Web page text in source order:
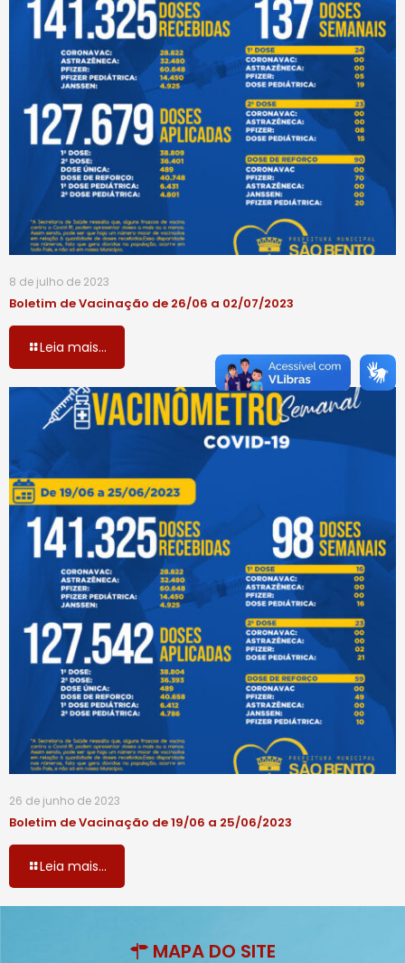
8 de julho de 2023
Boletim de Vacinação de 26/06 a 02/07/2023
Leia mais...
26 de junho de 2023
Boletim de Vacinação de 19/06 a 25/06/2023
Leia mais...
MAPA DO SITE